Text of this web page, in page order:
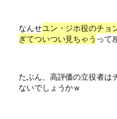
なんせユン・ジホ役のチョ
ぎてついつい見ちゃう って
たぶん、高評価の立役者は
ないでしょうかｗ